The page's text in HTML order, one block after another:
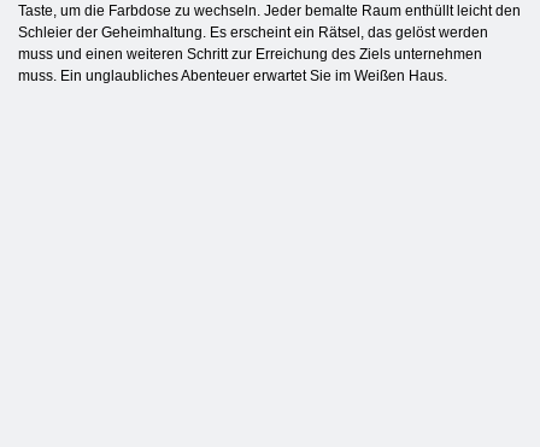
Taste, um die Farbdose zu wechseln. Jeder bemalte Raum enthüllt leicht den
Schleier der Geheimhaltung. Es erscheint ein Rätsel, das gelöst werden
muss und einen weiteren Schritt zur Erreichung des Ziels unternehmen
muss. Ein unglaubliches Abenteuer erwartet Sie im Weißen Haus.